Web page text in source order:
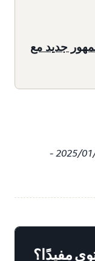
جديد مع
داخلي من أجل Amazon، أستراليا، 2025/01/08 -
مفيدًا؟